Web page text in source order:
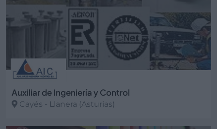
Auxiliar de Ingeniería y Control
Cayés - Llanera (Asturias)
Ver más